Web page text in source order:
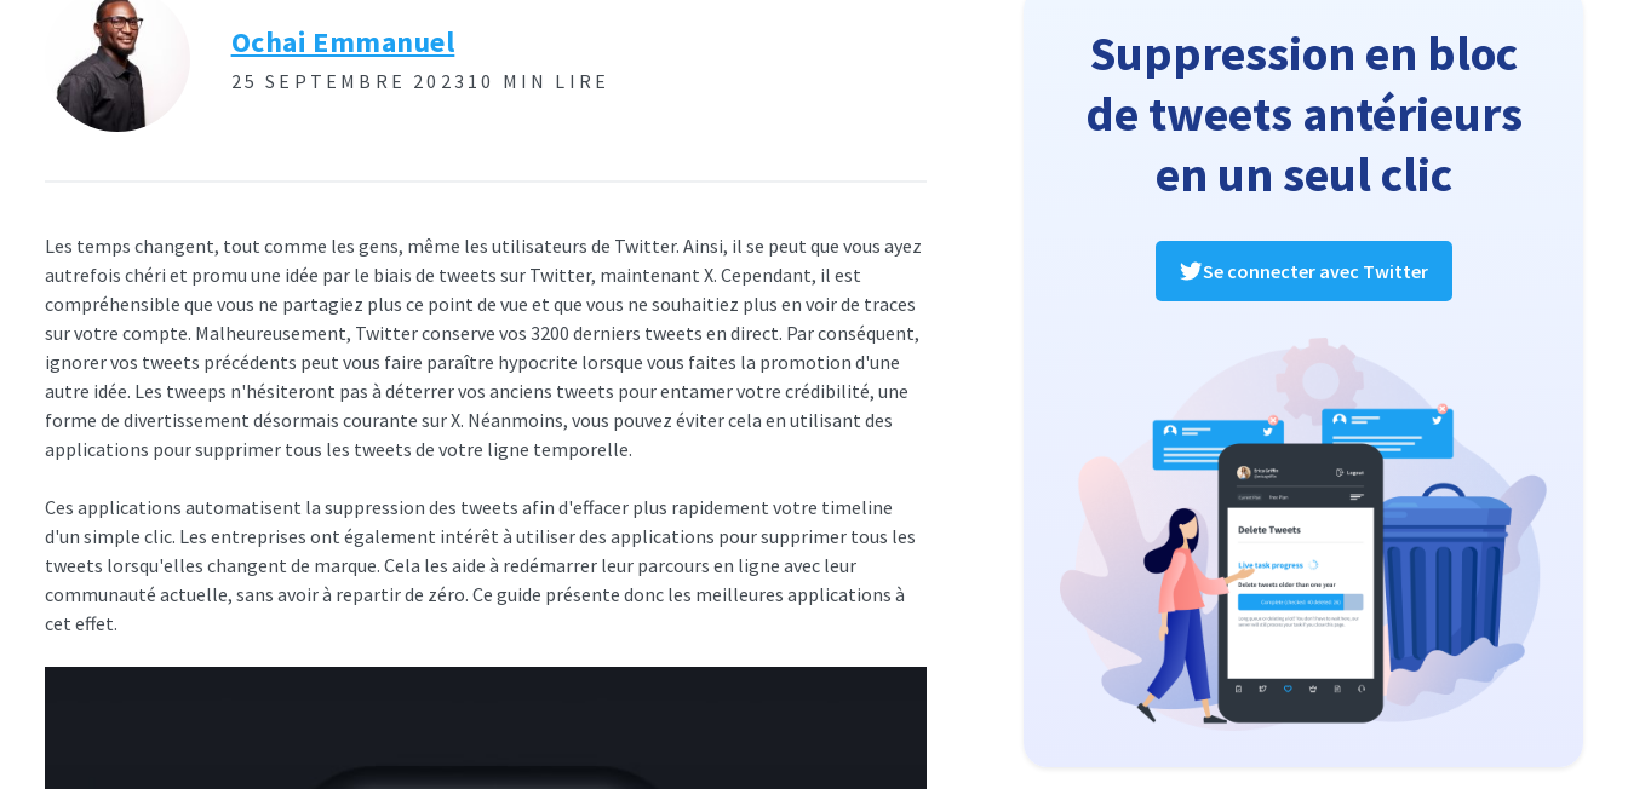
Ochai Emmanuel
25 SEPTEMBRE 2023 10 MIN LIRE
Les temps changent, tout comme les gens, même les utilisateurs de Twitter. Ainsi, il se peut que vous ayez
autrefois chéri et promu une idée par le biais de tweets sur Twitter, maintenant X. Cependant, il est
compréhensible que vous ne partagiez plus ce point de vue et que vous ne souhaitiez plus en voir de traces
sur votre compte. Malheureusement, Twitter conserve vos 3200 derniers tweets en direct. Par conséquent,
ignorer vos tweets précédents peut vous faire paraître hypocrite lorsque vous faites la promotion d'une
autre idée. Les tweeps n'hésiteront pas à déterrer vos anciens tweets pour entamer votre crédibilité, une
forme de divertissement désormais courante sur X. Néanmoins, vous pouvez éviter cela en utilisant des
applications pour supprimer tous les tweets de votre ligne temporelle.
Ces applications automatisent la suppression des tweets afin d'effacer plus rapidement votre timeline
d'un simple clic. Les entreprises ont également intérêt à utiliser des applications pour supprimer tous les
tweets lorsqu'elles changent de marque. Cela les aide à redémarrer leur parcours en ligne avec leur
communauté actuelle, sans avoir à repartir de zéro. Ce guide présente donc les meilleures applications à
cet effet.
Suppression en bloc
de tweets antérieurs
en un seul clic
Se connecter avec Twitter